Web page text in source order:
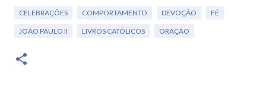
CELEBRAÇÕES COMPORTAMENTO DEVOÇÃO FÉ
JOÃO PAULO II LIVROS CATÓLICOS ORAÇÃO